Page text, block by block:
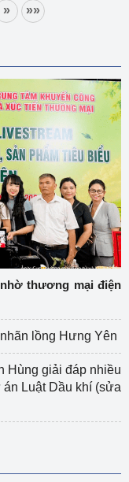
» »»
thương mại điện
lồng Hưng Yên
Hùng giải đáp nhiều
Luật Dầu khí (sửa